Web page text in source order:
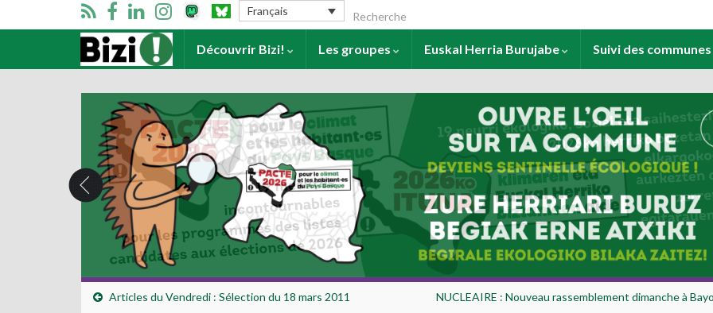
Français Search for:
Accueil Découvrir Bizi! Les groupes Euskal Herria Burujabe Suivi des communes
Articles du Vendredi : Sélection du 18 mars 2011 NUCLEAIRE : Nouveau rassemblement dimanche à